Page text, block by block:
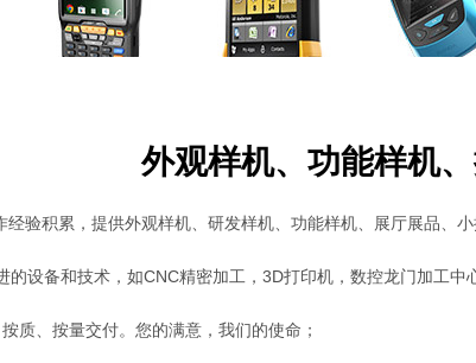
外观样机、功能样机
验积累，提供外观样机、研发样机、功能样机、展厅展品、小
设备和技术，如CNC精密加工，3D打印机，数控龙门加工
质、按量交付。您的满意，我们的使命；